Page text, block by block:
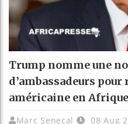
Trump nomme une
d’ambassadeurs
américaine en Afrique
Marc Senecal 08 Aug